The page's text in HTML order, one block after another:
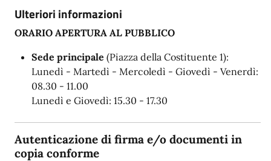
Ulteriori informazioni
ORARIO APERTURA AL PUBBLICO
Sede principale (Piazza della Costituente 1):
Lunedì - Martedì - Mercoledì - Giovedì - Venerdì:
08.30 - 11.00
Lunedì e Giovedì: 15.30 - 17.30
Autenticazione di firma e/o documenti in
copia conforme